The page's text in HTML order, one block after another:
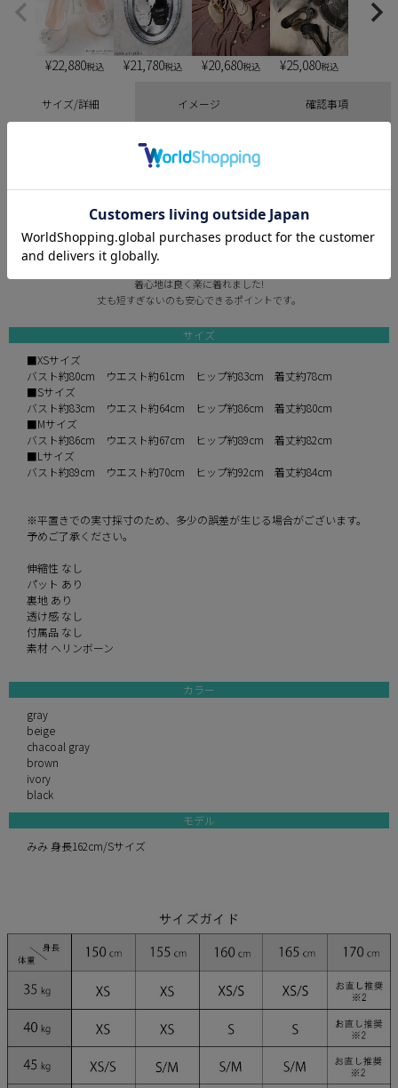
¥22,880税込 ¥21,780税込 ¥20,680税込 ¥25,080税込
サイズ/詳細 イメージ 確認事項
店舗スタッフ着用レポート
staff / 163cm Mサイズ着用
サイズ感は全体的に丁度良いです。
ブラジャーそのままで着れるので
インナーを選ばず着やすいのも嬉しいポイント◎
生地自体にストレッチはないけど、
着心地は良く楽に着れました!
丈も短すぎないのも安心できるポイントです。
サイズ
■XSサイズ
バスト約80cm ウエスト約61cm ヒップ約83cm 着丈約78cm
■Sサイズ
バスト約83cm ウエスト約64cm ヒップ約86cm 着丈約80cm
■Mサイズ
バスト約86cm ウエスト約67cm ヒップ約89cm 着丈約82cm
■Lサイズ
バスト約89cm ウエスト約70cm ヒップ約92cm 着丈約84cm
※平置きでの実寸採寸のため、多少の誤差が生じる場合がございます。
予めご了承ください。
伸縮性 なし
パット あり
裏地 あり
透け感 なし
付属品 なし
素材 ヘリンボーン
カラー
gray
beige
chacoal gray
brown
ivory
black
モデル
みみ 身長162cm/Sサイズ